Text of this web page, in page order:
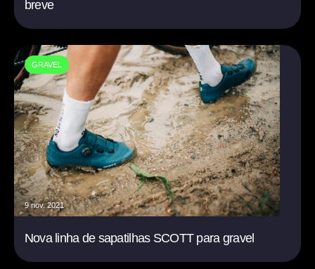
breve
GRAVEL
9 nov. 2021
Nova linha de sapatilhas SCOTT para gravel